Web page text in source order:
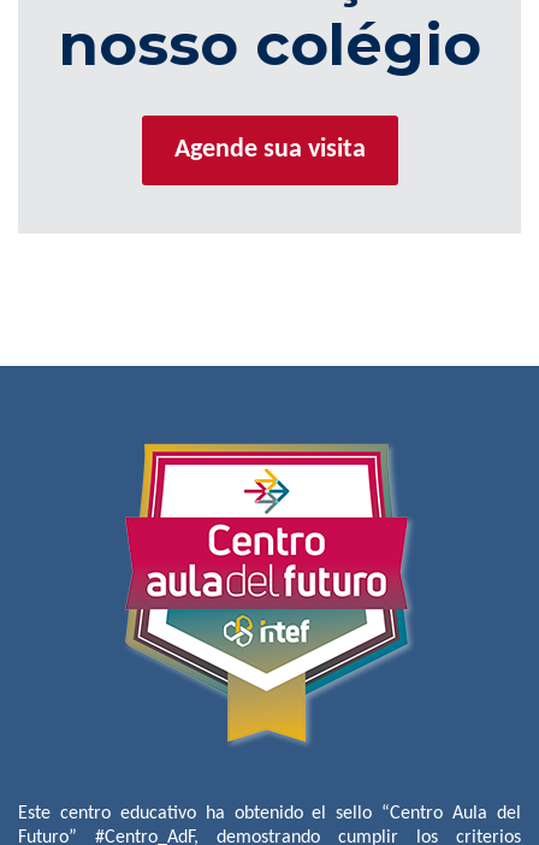
nosso colégio
Agende sua visita
Este centro educativo ha obtenido el sello “Centro Aula del
Futuro” #Centro_AdF, demostrando cumplir los criterios